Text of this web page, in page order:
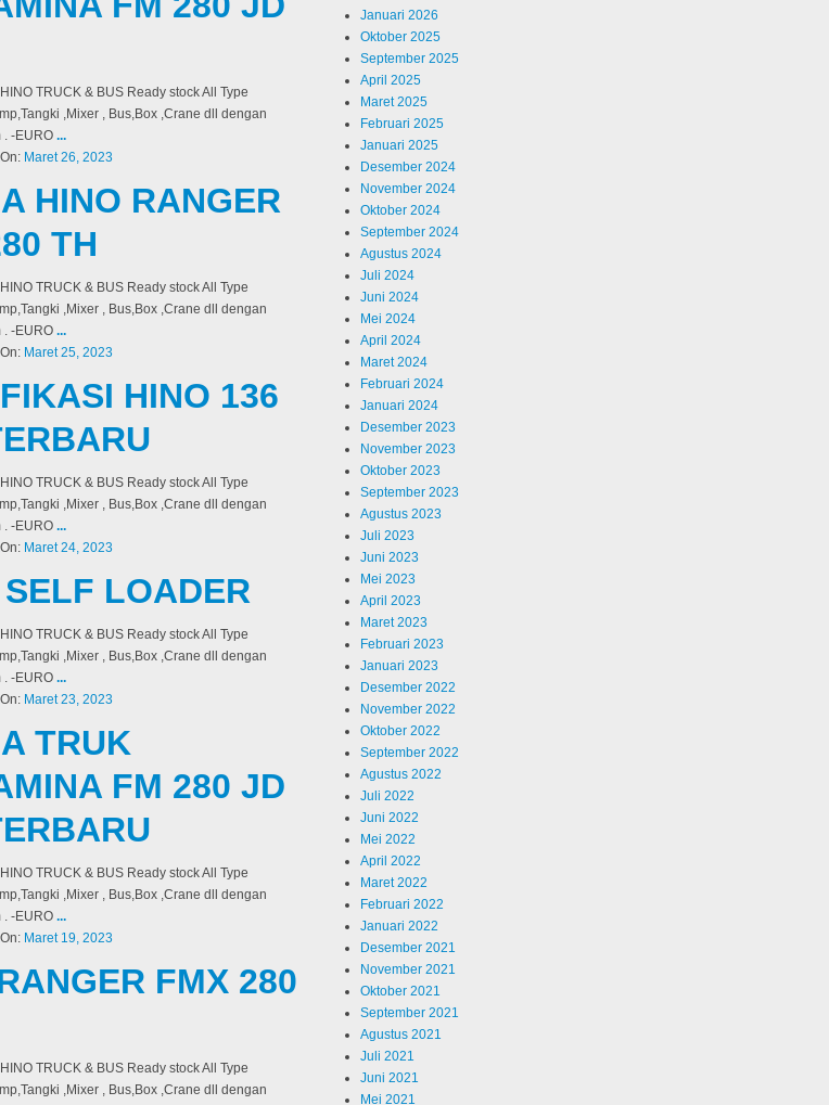
TRUCK & BUS Ready stock All Type
,Mixer , Bus,Box ,Crane dll dengan
. -EURO ...
On: Maret 26, 2023
HINO RANGER
TH
TRUCK & BUS Ready stock All Type
,Mixer , Bus,Box ,Crane dll dengan
. -EURO ...
On: Maret 25, 2023
HINO 136
TRUCK & BUS Ready stock All Type
,Mixer , Bus,Box ,Crane dll dengan
. -EURO ...
On: Maret 24, 2023
LOADER
TRUCK & BUS Ready stock All Type
,Mixer , Bus,Box ,Crane dll dengan
. -EURO ...
On: Maret 23, 2023
TRUK
FM 280 JD
TRUCK & BUS Ready stock All Type
,Mixer , Bus,Box ,Crane dll dengan
. -EURO ...
On: Maret 19, 2023
FMX 280
TRUCK & BUS Ready stock All Type
,Mixer , Bus,Box ,Crane dll dengan
Januari 2026
Oktober 2025
September 2025
April 2025
Maret 2025
Februari 2025
Januari 2025
Desember 2024
November 2024
Oktober 2024
September 2024
Agustus 2024
Juli 2024
Juni 2024
Mei 2024
April 2024
Maret 2024
Februari 2024
Januari 2024
Desember 2023
November 2023
Oktober 2023
September 2023
Agustus 2023
Juli 2023
Juni 2023
Mei 2023
April 2023
Maret 2023
Februari 2023
Januari 2023
Desember 2022
November 2022
Oktober 2022
September 2022
Agustus 2022
Juli 2022
Juni 2022
Mei 2022
April 2022
Maret 2022
Februari 2022
Januari 2022
Desember 2021
November 2021
Oktober 2021
September 2021
Agustus 2021
Juli 2021
Juni 2021
Mei 2021